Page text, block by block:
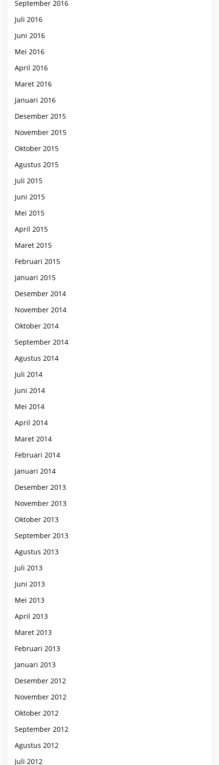
September 2016
Juli 2016
Juni 2016
Mei 2016
April 2016
Maret 2016
Januari 2016
Desember 2015
November 2015
Oktober 2015
Agustus 2015
Juli 2015
Juni 2015
Mei 2015
April 2015
Maret 2015
Februari 2015
Januari 2015
Desember 2014
November 2014
Oktober 2014
September 2014
Agustus 2014
Juli 2014
Juni 2014
Mei 2014
April 2014
Maret 2014
Februari 2014
Januari 2014
Desember 2013
November 2013
Oktober 2013
September 2013
Agustus 2013
Juli 2013
Juni 2013
Mei 2013
April 2013
Maret 2013
Februari 2013
Januari 2013
Desember 2012
November 2012
Oktober 2012
September 2012
Agustus 2012
Juli 2012